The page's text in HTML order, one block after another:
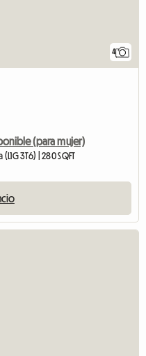
4
(para mujer)
3T6) | 280 SQFT